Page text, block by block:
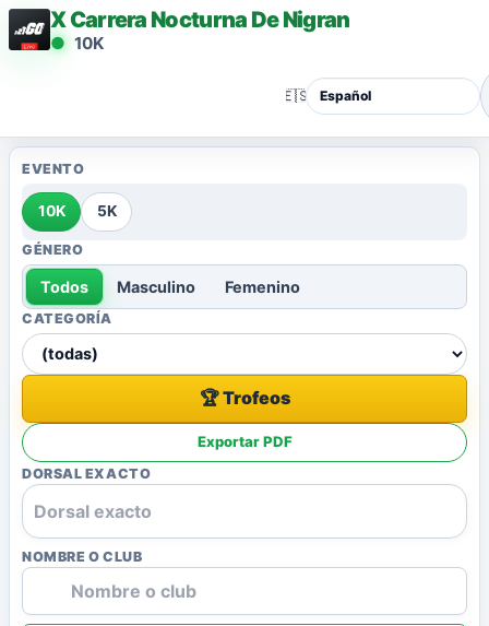
X Carrera Nocturna De Nigran
10K
🇪🇸
EVENTO
10K 5K
GÉNERO
Todos Masculino Femenino
CATEGORÍA
🏆 Trofeos
Exportar PDF
DORSAL EXACTO
NOMBRE O CLUB